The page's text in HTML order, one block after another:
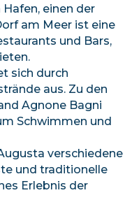
einen der
am Meer ist eine
und Bars,
sich durch
aus. Zu den
Agnone Bagni
Schwimmen und
verschiedene
und traditionelle
Erlebnis der